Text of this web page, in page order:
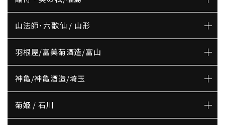
山法師･六歌仙 / 山形
羽根屋/富美菊酒造/富山
神亀/神亀酒造/埼玉
菊姫 / 石川